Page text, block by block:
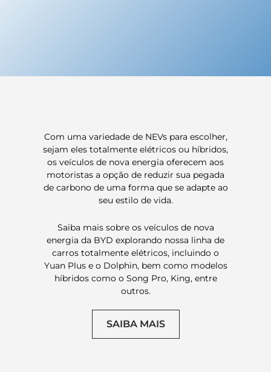
Com uma variedade de NEVs para escolher,
sejam eles totalmente elétricos ou híbridos,
os veículos de nova energia oferecem aos
motoristas a opção de reduzir sua pegada
de carbono de uma forma que se adapte ao
seu estilo de vida.
Saiba mais sobre os veículos de nova
energia da BYD explorando nossa linha de
carros totalmente elétricos, incluindo o
Yuan Plus e o Dolphin, bem como modelos
híbridos como o Song Pro, King, entre
outros.
SAIBA MAIS